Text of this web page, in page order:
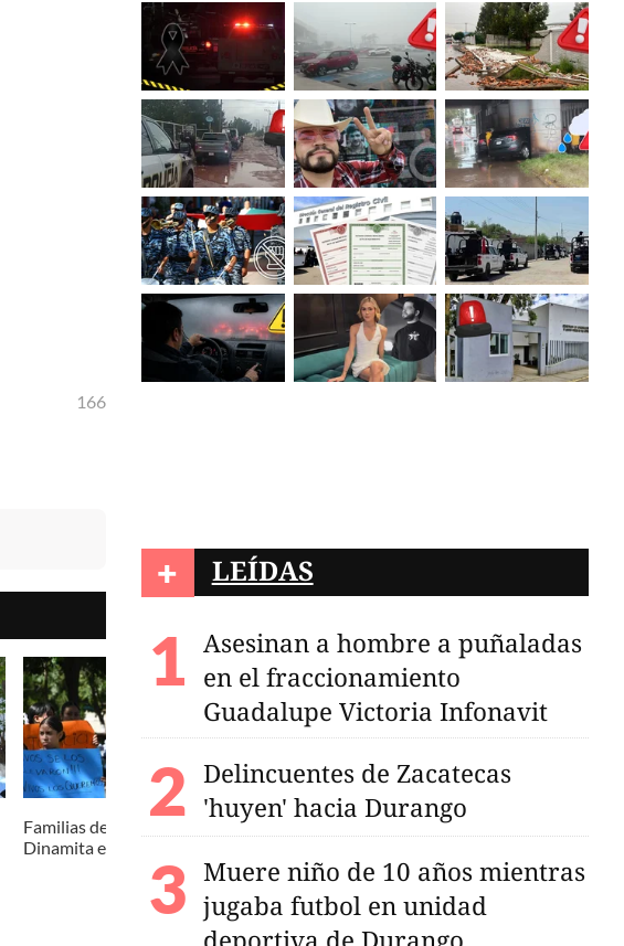
166
Familias de detenidos en ejido
Dinamita exigen su liberación
+ LEÍDAS
Asesinan a hombre a puñaladas
en el fraccionamiento
Guadalupe Victoria Infonavit
Delincuentes de Zacatecas
'huyen' hacia Durango
Muere niño de 10 años mientras
jugaba futbol en unidad